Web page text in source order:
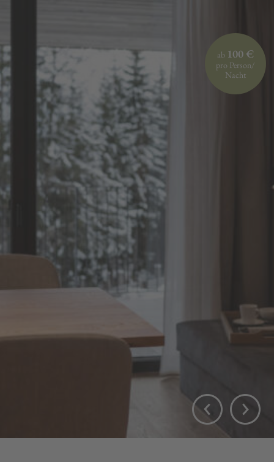
ab 100 €
pro Person/
Nacht